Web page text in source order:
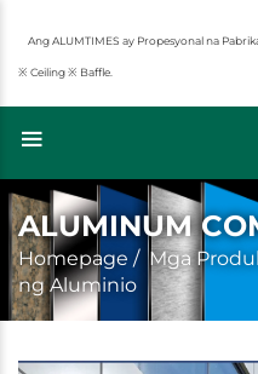
Ang ALUMTIMES ay Propesyonal na
※ Ceiling ※ Baffle.
ALUMINUM
Homepage /Mga
ng Aluminio